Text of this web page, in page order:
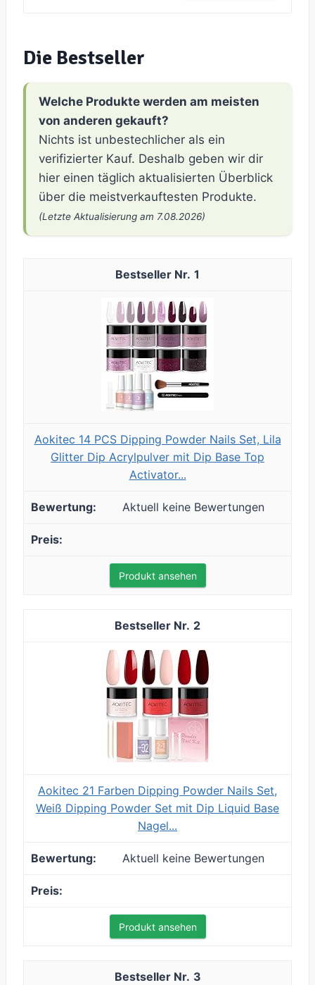
Die Bestseller
Welche Produkte werden am meisten
von anderen gekauft?
Nichts ist unbestechlicher als ein
verifizierter Kauf. Deshalb geben wir dir
hier einen täglich aktualisierten Überblick
über die meistverkauftesten Produkte.
(Letzte Aktualisierung am 7.08.2026)
1
Aokitec 14 PCS Dipping Powder Nails Set, Lila
Glitter Dip Acrylpulver mit Dip Base Top
Activator...
Aktuell keine Bewertungen
Produkt ansehen
2
Aokitec 21 Farben Dipping Powder Nails Set,
Weiß Dipping Powder Set mit Dip Liquid Base
Nagel...
Aktuell keine Bewertungen
Produkt ansehen
3